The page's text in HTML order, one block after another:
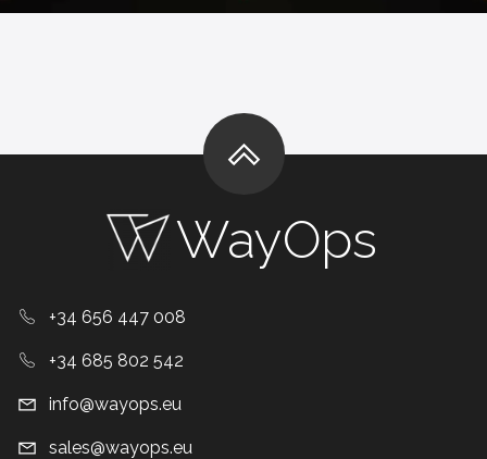
WayOps
+34 656 447 008
+34 685 802 542
info@wayops.eu
sales@wayops.eu